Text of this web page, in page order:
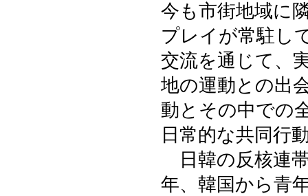
今も市街地域に
プレイが常駐し
交流を通じて、
地の運動との出
動とその中での
日常的な共同行
日韓の反核連
年、韓国から青